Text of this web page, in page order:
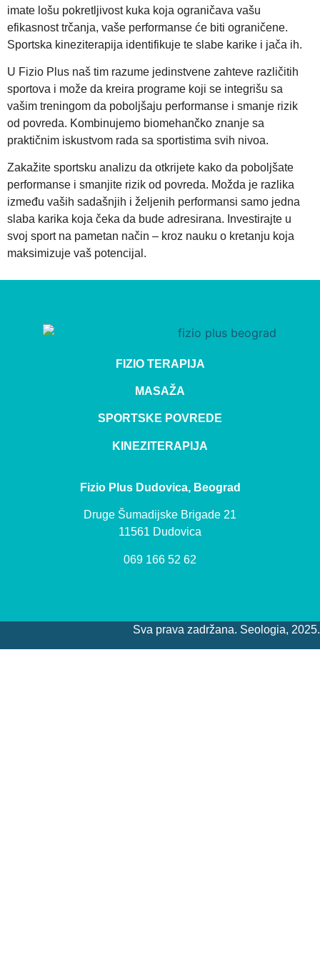
imate lošu pokretljivost kuka koja ograničava vašu
efikasnost trčanja, vaše performanse će biti ograničene.
Sportska kineziterapija identifikuje te slabe karike i jača ih.
U Fizio Plus naš tim razume jedinstvene zahteve različitih
sportova i može da kreira programe koji se integrišu sa
vašim treningom da poboljšaju performanse i smanje rizik
od povreda. Kombinujemo biomehančko znanje sa
praktičnim iskustvom rada sa sportistima svih nivoa.
Zakažite sportsku analizu da otkrijete kako da poboljšate
performanse i smanjite rizik od povreda. Možda je razlika
između vaših sadašnjih i željenih performansi samo jedna
slaba karika koja čeka da bude adresirana. Investirajte u
svoj sport na pametan način – kroz nauku o kretanju koja
maksimizuje vaš potencijal.
FIZIO TERAPIJA
MASAŽA
SPORTSKE POVREDE
KINEZITERAPIJA
Fizio Plus Dudovica, Beograd
Druge Šumadijske Brigade 21
11561 Dudovica
069 166 52 62
Sva prava zadržana. Seologia, 2025.